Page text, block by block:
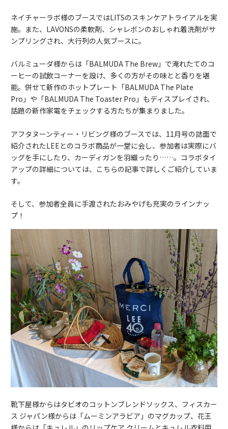
ネイチャーラボ様のブースではLITSのスキンケアトライアルを実
施。また、LAVONSの柔軟剤、シャレボンのおしゃれ着洗剤がサ
ンプリングされ、大行列の人気ブースに。
バルミューダ様からは「BALMUDA The Brew」で淹れたてのコ
ーヒーの試飲コーナーを設け、多くの方がその味とと香りを堪
能。併せて新作のホットプレート「BALMUDA The Plate
Pro」や「BALMUDA The Toaster Pro」もディスプレイされ、
話題の新作家電をチェックする方たちが集まりました。
アフタヌーンティー・リビング様のブースでは、11月号の誌面で
紹介されたLEEとのコラボ商品が一堂に会し、参加者は実際にバ
ッグを手にしたり、カーディガンを羽織ったり……。コラボタイ
アップの詳細については、 こちらの記事で詳しくご紹介していま
す。
そして、参加者全員に手渡されたおみやげも充実のラインナッ
プ！
靴下屋様からはタビオのコットンブレンドソックス、フィスカー
ス ジャパン様からは「ムーミンアラビア」のマグカップ、花王